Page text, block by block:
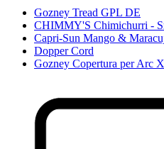
Gozney Tread GPL DE
CHIMMY'S Chimichurri -
Capri-Sun Mango &
Dopper Cord
Gozney Copertura per Arc